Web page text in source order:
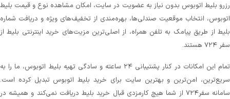
رزرو بلیط اتوبوس بدون نیاز به عضویت در سایت، امکان مشاهده نوع و قیمت بلیط
اتوبوس، انتخاب موقعیت صندلی‌ها، بهره‌مندی از تخفیف‌های ویژه و دریافت شماره‌
بلیط از طریق پیامک به تلفن همراه، از اصلی‌ترین مزیت‌های خرید اینترنتی بلیط از
سفر ۷۲۴ هستند.
تمام این امکانات در کنار پشتیبانی‌ ۲۴ ساعته و سادگی تهیه بلیط اتوبوس، ما را به
سریع‌ترین، امن‌ترین و بهترین سایت برای خرید بلیط اتوبوس تبدیل کرده است.
سامانه سفر۷۲۴ از شما هیچ کارمزدی قبال خرید بلیط دریافت نمی‌کند و همیشه در